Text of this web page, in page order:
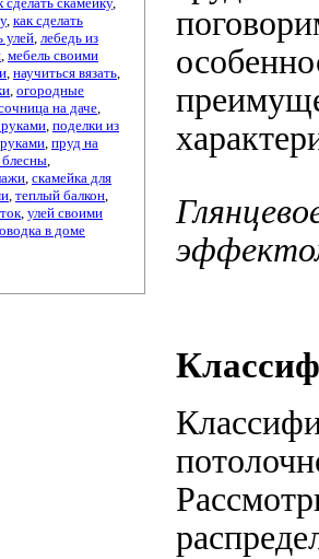
, как сделать
улей, лебедь из
, мебель своими
, научиться вязать,
, огородные
на даче,
, поделки из
, пруд на
,
, скамейка для
, теплый балкон,
, улей своими
в доме